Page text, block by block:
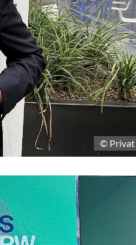
© Privat